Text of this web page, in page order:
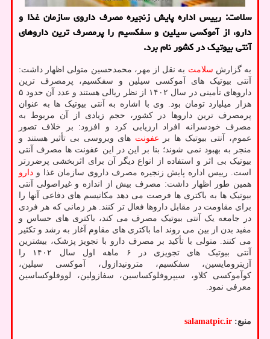
سلامت: رییس اداره پایش زنجیره مصرف داروی سازمان غذا و
دارو، از آموکسی سیلین و سفکسیم را پرمصرف ترین داروهای
آنتی بیوتیک در کشور نام برد.
به گزارش سلامت به نقل از مهر، محمدحسین متولی اظهار داشت:
آنتی بیوتیک های آموکسی سیلین و سفکسیم، پرمصرف ترین
داروهای تأمینی در سال ۱۴۰۲ از نظر ریالی هستند و عدد آن حدود ۵
هزار میلیارد تومان بود. وی با اشاره به آنتی بیوتیک ها به عنوان
پرمصرف ترین داروها در کشور، حجم زیادی از آن مربوط به
مصرف خودسرانه افراد ارزیابی کرد و افزود: بر خلاف تصور
عموم، آنتی بیوتیک ها بر عفونت های ویروسی بی تأثیر هستند و
منجر به بهبود نمی شوند؛ بنا بر این در این عفونت ها مصرف آنتی
بیوتیک بی اثر و استفاده از انواع دیگر آن برای اثربخشی پرضررتر
است. رییس اداره پایش زنجیره مصرف داروی سازمان غذا و دارو
همین طور اظهار داشت: مصرف بیش از اندازه و غیراصولی آنتی
بیوتیک ها به باکتری ها فرصت می دهد مکانیسم های دفاعی آنها را
برای مقاومت در مقابل داروها فعال تر کنند. هر زمانی که هر فردی
در جامعه یک آنتی بیوتیک مصرف می کند، باکتری های حساس و
مفید بدن از بین می روند اما باکتری های مقاوم آغاز به رشد و تکثیر
می کنند. متولی با تأکید بر مصرف دارو با تجویز پزشک، بیشترین
آنتی بیوتیک های تجویزی در ۶ ماهه اول سال ۱۴۰۲ را
آزیترومایسین، سفکسیم، مترونیدازول، آموکسی سیلین،
کوآموکسی کلاو، سیپروفلوکساسین، سفازولین، لووفلوکساسین
معرفی نمود.
منبع: salamatpic.ir